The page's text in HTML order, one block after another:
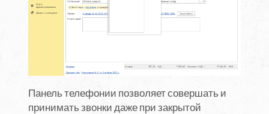
Панель телефонии позволяет совершать и
принимать звонки даже при закрытой